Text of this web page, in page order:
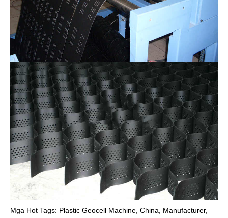
Mga Hot Tags: Plastic Geocell Machine, China, Manufacturer,